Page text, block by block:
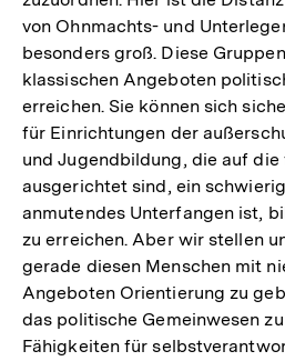
von Ohnmachts- und
besonders groß. Diese
klassischen Angeboten
erreichen. Sie können sich
für Einrichtungen der
und Jugendbildung, die auf
ausgerichtet sind, ein
anmutendes Unterfangen ist,
zu erreichen. Aber wir stellen
gerade diesen Menschen mit
Angeboten Orientierung zu
das politische Gemeinwesen
Fähigkeiten für